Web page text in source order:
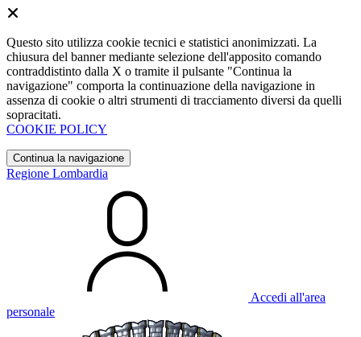
Questo sito utilizza cookie tecnici e statistici anonimizzati. La
chiusura del banner mediante selezione dell'apposito comando
contraddistinto dalla X o tramite il pulsante "Continua la
navigazione" comporta la continuazione della navigazione in
assenza di cookie o altri strumenti di tracciamento diversi da quelli
sopracitati.
COOKIE POLICY
Continua la navigazione
Regione Lombardia
Accedi all'area
personale